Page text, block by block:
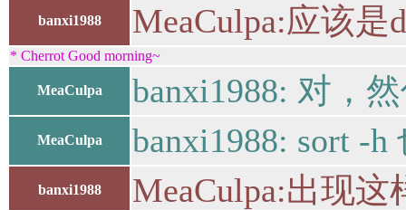
banxi1988 MeaCulpa:应该是
* Cherrot Good morning~
MeaCulpa banxi1988: 对，
MeaCulpa banxi1988: sort -
banxi1988 MeaCulpa:出现